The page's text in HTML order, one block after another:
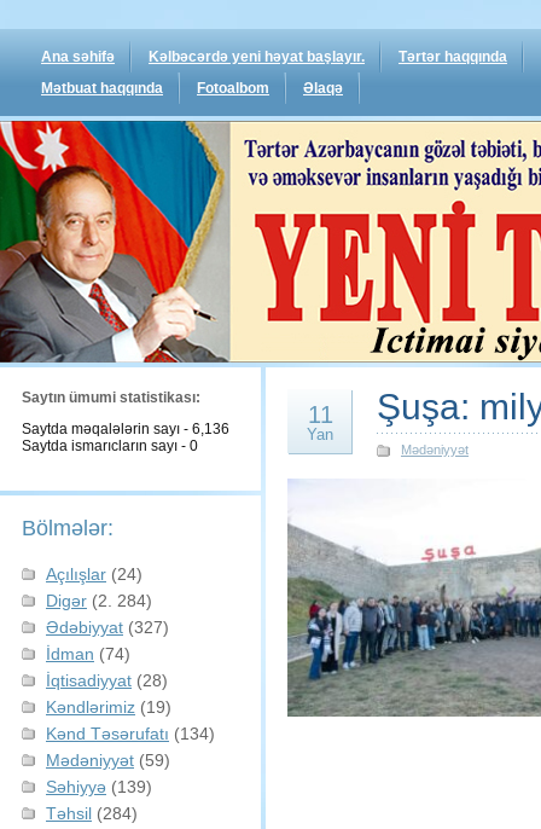
Ana səhifə Kəlbəcərdə yeni həyat başlayır.
Tərtər haqqında
Mətbuat haqqında
Fotoalbom Əlaqə
Saytın ümumi statistikası:
Saytda məqalələrin sayı - 6,136
Saytda ismarıcların sayı - 0
Bölmələr:
Açılışlar (24)
Digər (2. 284)
Ədəbiyyat (327)
İdman (74)
İqtisadiyyat (28)
Kəndlərimiz (19)
Kənd Təsərufatı (134)
Mədəniyyət (59)
Səhiyyə (139)
Təhsil (284)
11
Yan
Şuşa:
Mədəniyyət